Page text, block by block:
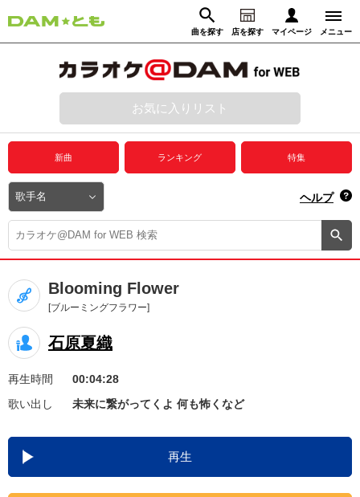
曲を探す 店を探す マイページ メニュー
動画からさがす 録音からさがす
ログイン
プレミアムサービス
DAM★とも動画
DAM★とも録音
カラオケ＠DAM
ユーザー検索
キャンペーン
お知らせ よくあるご質問
DAMの新曲・ランキングなど
カラオケ最新情報をチェック！
お気に入りリスト
新曲 ランキング 特集
ヘルプ
Blooming Flower
[ブルーミングフラワー]
石原夏織
再生時間
00:04:28
歌い出し
未来に繋がってくよ 何も怖くなど
再生